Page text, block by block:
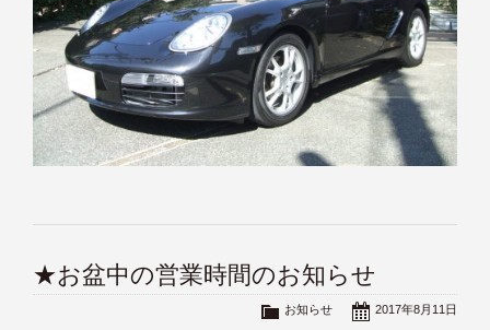
★お盆中の営業時間のお知らせ
2017年8月11日
お知らせ